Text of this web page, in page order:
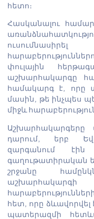
հետո։
Հասկանալու
փուլային
աշխարհակարգը
համակարգ է, որը
մասին, թե ինչպես
միջև
Աշխարհակարգերը
դարում, երբ
զարգանում էին
գաղութատիրական
շրջանը
հետ, որը
պատերազմի